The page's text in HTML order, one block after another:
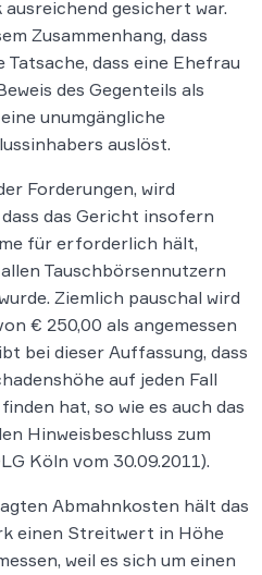
gesichert war.
Zusammenhang, dass
dass eine Ehefrau
des Gegenteils als
unumgängliche
auslöst.
Forderungen, wird
das Gericht insofern
für erforderlich hält,
Tauschbörsennutzern
Ziemlich pauschal wird
€ 250,00 als angemessen
bei dieser Auffassung, dass
auf jeden Fall
hat, so wie es auch das
Hinweisbeschluss zum
Köln vom 30.09.2011).
Abmahnkosten hält das
einen Streitwert in Höhe
weil es sich um einen